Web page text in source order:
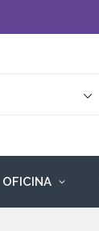
OFICINA